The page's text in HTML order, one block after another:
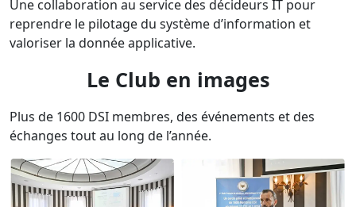
Une collaboration au service des décideurs IT pour
reprendre le pilotage du système d’information et
valoriser la donnée applicative.
Le Club en images
Plus de 1600 DSI membres, des événements et des
échanges tout au long de l’année.